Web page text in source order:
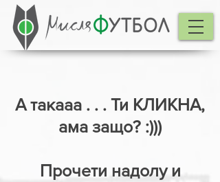
А такааа . . . Ти КЛИКНА,
ама защо? :)))
Прочети надолу и